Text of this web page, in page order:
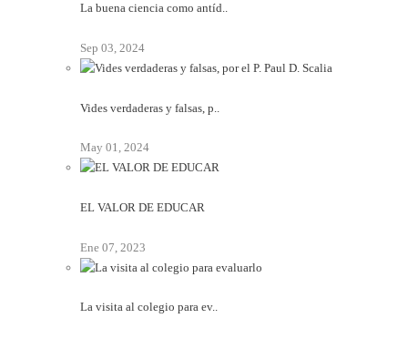
La buena ciencia como antíd..
Sep 03, 2024
Vides verdaderas y falsas, p..
May 01, 2024
EL VALOR DE EDUCAR
Ene 07, 2023
La visita al colegio para ev..